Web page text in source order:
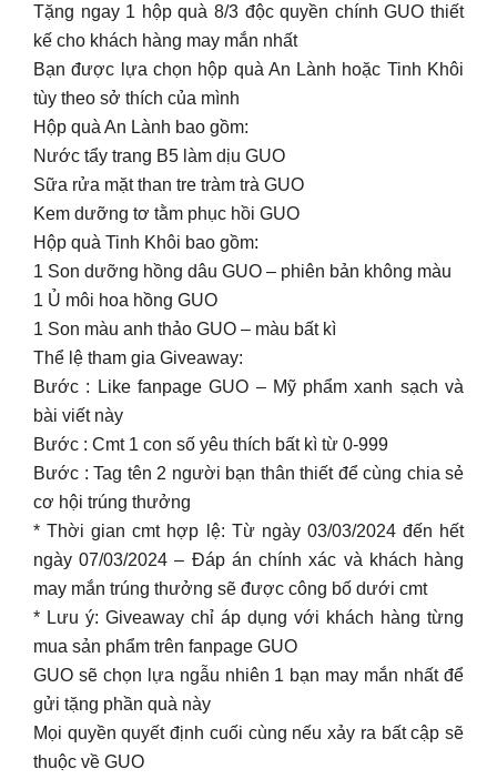
Tặng ngay 1 hộp quà 8/3 độc quyền chính GUO thiết
kế cho khách hàng may mắn nhất
Bạn được lựa chọn hộp quà An Lành hoặc Tinh Khôi
tùy theo sở thích của mình
Hộp quà An Lành bao gồm:
Nước tẩy trang B5 làm dịu GUO
Sữa rửa mặt than tre tràm trà GUO
Kem dưỡng tơ tằm phục hồi GUO
Hộp quà Tinh Khôi bao gồm:
1 Son dưỡng hồng dâu GUO – phiên bản không màu
1 Ủ môi hoa hồng GUO
1 Son màu anh thảo GUO – màu bất kì
Thể lệ tham gia Giveaway:
Bước : Like fanpage GUO – Mỹ phẩm xanh sạch và
bài viết này
Bước : Cmt 1 con số yêu thích bất kì từ 0-999
Bước : Tag tên 2 người bạn thân thiết để cùng chia sẻ
cơ hội trúng thưởng
* Thời gian cmt hợp lệ: Từ ngày 03/03/2024 đến hết
ngày 07/03/2024 – Đáp án chính xác và khách hàng
may mắn trúng thưởng sẽ được công bố dưới cmt
* Lưu ý: Giveaway chỉ áp dụng với khách hàng từng
mua sản phẩm trên fanpage GUO
GUO sẽ chọn lựa ngẫu nhiên 1 bạn may mắn nhất để
gửi tặng phần quà này
Mọi quyền quyết định cuối cùng nếu xảy ra bất cập sẽ
thuộc về GUO